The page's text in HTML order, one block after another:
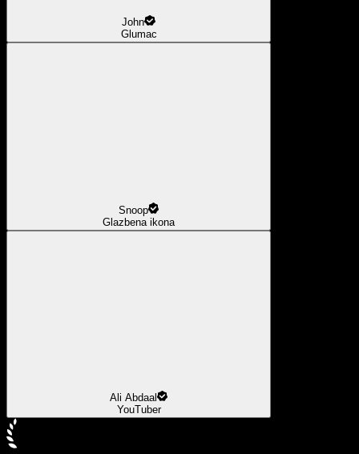
John
Glumac
Snoop
Glazbena ikona
Ali Abdaal
YouTuber